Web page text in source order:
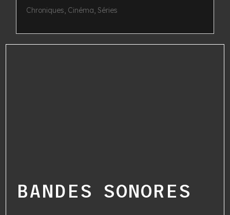
Chroniques, Cinéma, Séries
BANDES SONORES